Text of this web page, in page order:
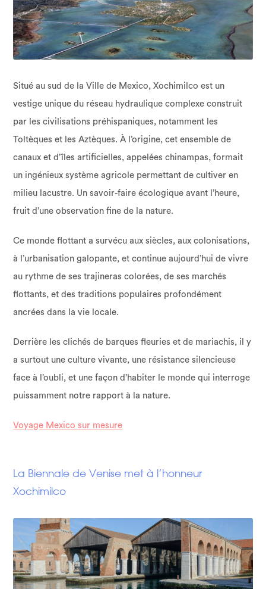
Situé au sud de la Ville de Mexico, Xochimilco est un
vestige unique du réseau hydraulique complexe construit
par les civilisations préhispaniques, notamment les
Toltèques et les Aztèques. À l’origine, cet ensemble de
canaux et d’îles artificielles, appelées chinampas, formait
un ingénieux système agricole permettant de cultiver en
milieu lacustre. Un savoir-faire écologique avant l’heure,
fruit d’une observation fine de la nature.
Ce monde flottant a survécu aux siècles, aux colonisations,
à l’urbanisation galopante, et continue aujourd’hui de vivre
au rythme de ses trajineras colorées, de ses marchés
flottants, et des traditions populaires profondément
ancrées dans la vie locale.
Derrière les clichés de barques fleuries et de mariachis, il y
a surtout une culture vivante, une résistance silencieuse
face à l’oubli, et une façon d’habiter le monde qui interroge
puissamment notre rapport à la nature.
Voyage Mexico sur mesure
La Biennale de Venise met à l’honneur
Xochimilco